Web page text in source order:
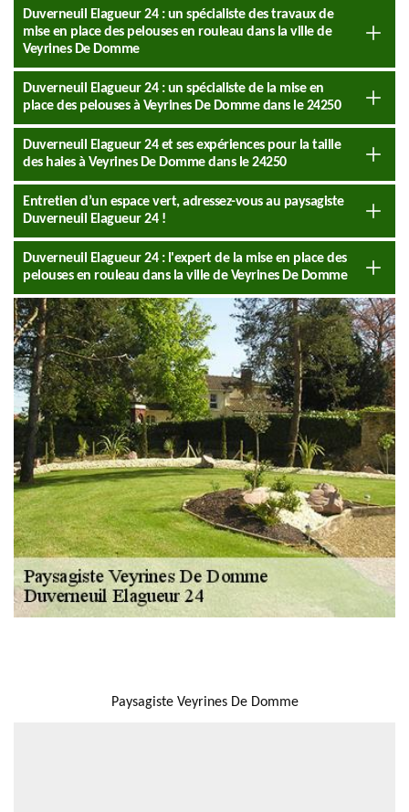
Duverneuil Elagueur 24 : un spécialiste des travaux de
mise en place des pelouses en rouleau dans la ville de
Veyrines De Domme
Duverneuil Elagueur 24 : un spécialiste de la mise en
place des pelouses à Veyrines De Domme dans le 24250
Duverneuil Elagueur 24 et ses expériences pour la taille
des haies à Veyrines De Domme dans le 24250
Entretien d’un espace vert, adressez-vous au paysagiste
Duverneuil Elagueur 24 !
Duverneuil Elagueur 24 : l'expert de la mise en place des
pelouses en rouleau dans la ville de Veyrines De Domme
Paysagiste Veyrines De Domme